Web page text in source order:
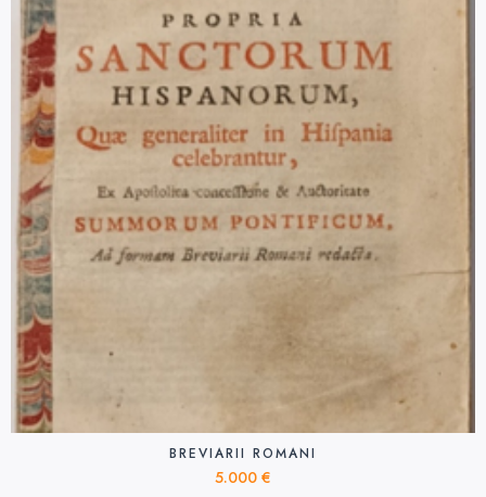
BREVIARII ROMANI
5.000 €